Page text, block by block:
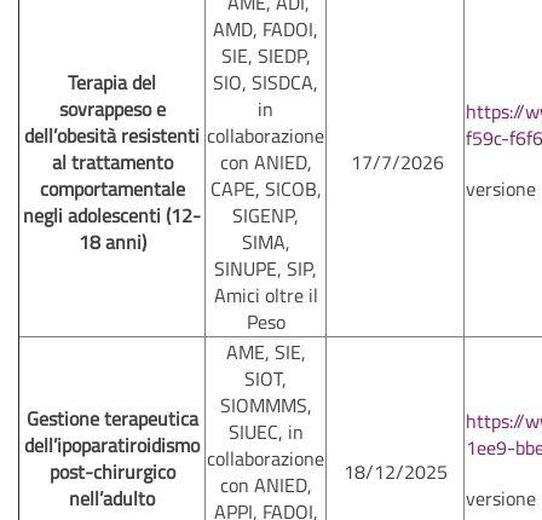
Terapia del
sovrappeso e
dell’obesità resistenti
al trattamento
comportamentale
negli adolescenti (12-
18 anni)
AMD, FADOI,
SIE, SIEDP,
SIO, SISDCA,
in
collaborazione
con ANIED,
CAPE, SICOB,
SIGENP,
SIMA,
SINUPE, SIP,
Amici oltre il
Peso
17/7/2026
https://
f59c-
Gestione terapeutica
dell’ipoparatiroidismo
post-chirurgico
nell’adulto
AME, SIE,
SIOT,
SIOMMMS,
SIUEC, in
collaborazione
con ANIED,
APPI, FADOI,
18/12/2025
https://
1ee9-